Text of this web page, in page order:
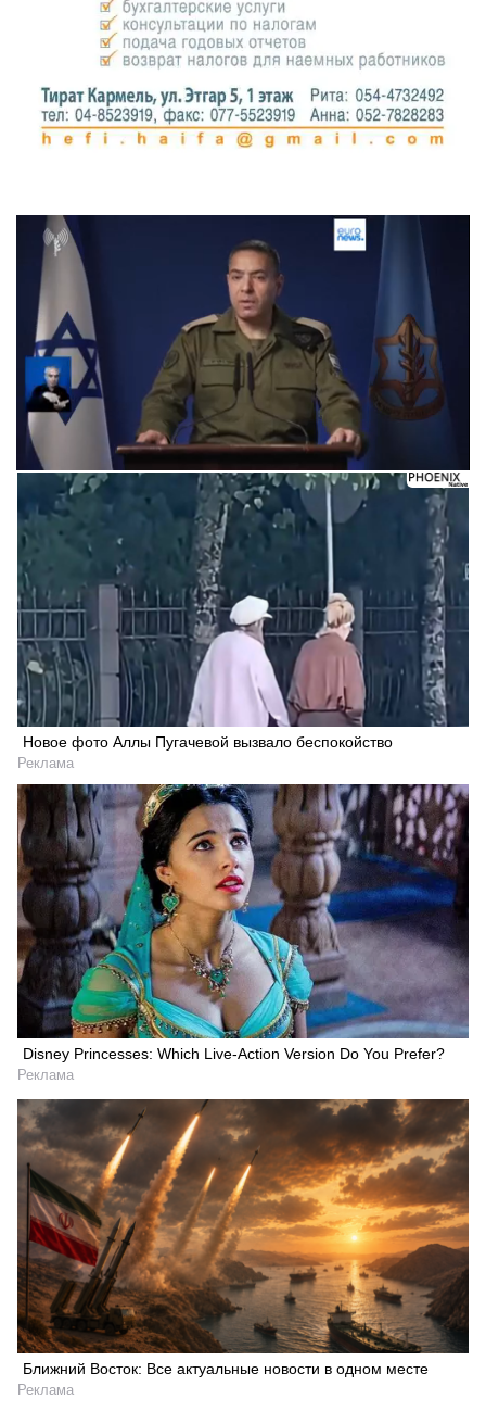
Следующее видео через 5 Отмена
Новое фото Аллы Пугачевой вызвало беспокойство
Реклама
Disney Princesses: Which Live-Action Version Do You Prefer?
Реклама
Ближний Восток: Все актуальные новости в одном месте
Реклама